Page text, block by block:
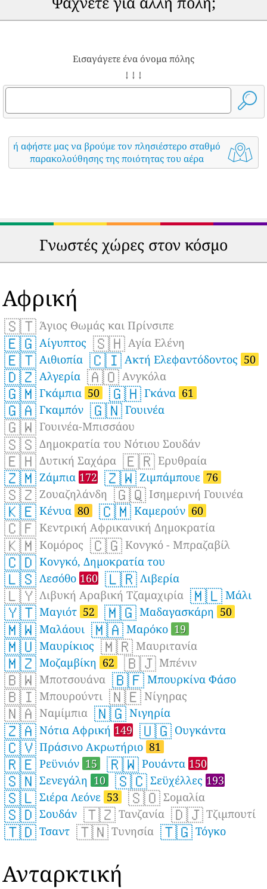
Εισαγάγετε ένα όνομα πόλης
↓ ↓ ↓
ή αφήστε μας να βρούμε τον πλησιέστερο σταθμό
παρακολούθησης της ποιότητας του αέρα
Γνωστές χώρες στον κόσμο
Αφρική
🇸🇹 Άγιος Θωμάς και Πρίνσιπε
🇪🇬 Αίγυπτος 🇸🇭 Αγία Ελένη
🇪🇹 Αιθιοπία 🇨🇮 Ακτή Ελεφαντόδοντος 50
🇩🇿 Αλγερία 🇦🇴 Ανγκόλα
🇬🇲 Γκάμπια 50 🇬🇭 Γκάνα 61
🇬🇦 Γκαμπόν 🇬🇳 Γουινέα
🇬🇼 Γουινέα-Μπισσάου
🇸🇸 Δημοκρατία του Νότιου Σουδάν
🇪🇭 Δυτική Σαχάρα 🇪🇷 Ερυθραία
🇿🇲 Ζάμπια 172 🇿🇼 Ζιμπάμπουε 76
🇸🇿 Ζουαζηλάνδη 🇬🇶 Ισημερινή Γουινέα
🇰🇪 Κένυα 80 🇨🇲 Καμερούν 60
🇨🇫 Κεντρική Αφρικανική Δημοκρατία
🇰🇲 Κομόρος 🇨🇬 Κονγκό - Μπραζαβίλ
🇨🇩 Κονγκό, Δημοκρατία του
🇱🇸 Λεσόθο 160 🇱🇷 Λιβερία
🇱🇾 Λιβυκή Αραβική Τζαμαχιρία 🇲🇱 Μάλι
🇾🇹 Μαγιότ 52 🇲🇬 Μαδαγασκάρη 50
🇲🇼 Μαλάουι 🇲🇦 Μαρόκο 19
🇲🇺 Μαυρίκιος 🇲🇷 Μαυριτανία
🇲🇿 Μοζαμβίκη 62 🇧🇯 Μπένιν
🇧🇼 Μποτσουάνα 🇧🇫 Μπουρκίνα Φάσο
🇧🇮 Μπουρούντι 🇳🇪 Νίγηρας
🇳🇦 Ναμίμπια 🇳🇬 Νιγηρία
🇿🇦 Νότια Αφρική 149 🇺🇬 Ουγκάντα
🇨🇻 Πράσινο Ακρωτήριο 81
🇷🇪 Ρεϋνιόν 15 🇷🇼 Ρουάντα 150
🇸🇳 Σενεγάλη 10 🇸🇨 Σεϋχέλλες 193
🇸🇱 Σιέρα Λεόνε 53 🇸🇴 Σομαλία
🇸🇩 Σουδάν 🇹🇿 Τανζανία 🇩🇯 Τζιμπουτί
🇹🇩 Τσαντ 🇹🇳 Τυνησία 🇹🇬 Τόγκο
Ανταρκτική